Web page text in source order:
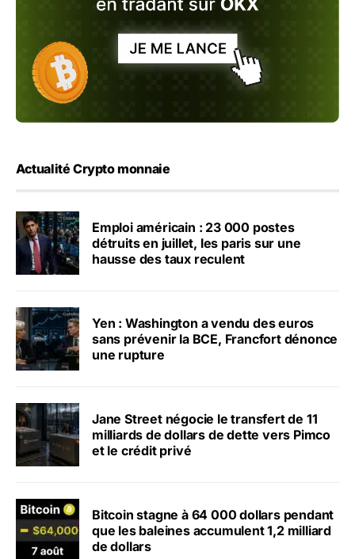
Actualité Crypto monnaie
Emploi américain : 23 000 postes
détruits en juillet, les paris sur une
hausse des taux reculent
Yen : Washington a vendu des euros
sans prévenir la BCE, Francfort dénonce
une rupture
Jane Street négocie le transfert de 11
milliards de dollars de dette vers Pimco
et le crédit privé
Bitcoin stagne à 64 000 dollars pendant
que les baleines accumulent 1,2 milliard
de dollars